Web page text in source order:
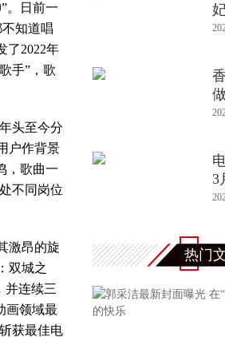
。日前一
知道唱
了2022年
手”，歌
头至今分
户作背景
，歌曲一
不同岗位
激昂的旋
双城之
并连续三
画领域最
获最佳电
3
热门